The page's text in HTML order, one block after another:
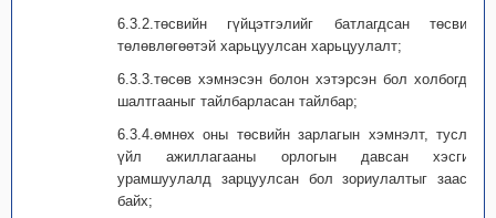
6.3.2.төсвийн гүйцэтгэлийг батлагдсан төсвийн
төлөвлөгөөтэй харьцуулсан харьцуулалт;
6.3.3.төсөв хэмнэсэн болон хэтэрсэн бол холбогдох
шалтгааныг тайлбарласан тайлбар;
6.3.4.өмнөх оны төсвийн зарлагын хэмнэлт, туслах
үйл ажиллагааны орлогын давсан хэсгийг
урамшуулалд зарцуулсан бол зориулалтыг заасан
байх;